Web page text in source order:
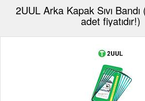
2UUL Arka Kapak Sıvı
adet fiyatıdır!)